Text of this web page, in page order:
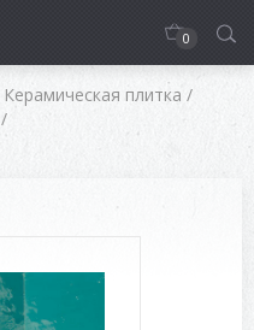
0
Керамическая плитка /
/